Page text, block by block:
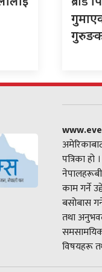
पत्रिका
काम गर्ने
बसोबास
तथा
विषयहरू